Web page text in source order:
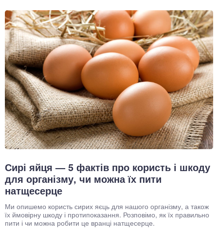
Сирі яйця — 5 фактів про користь і шкоду
для організму, чи можна їх пити
натщесерце
Ми опишемо користь сирих яєць для нашого організму, а також
їх ймовірну шкоду і протипоказання. Розповімо, як їх правильно
пити і чи можна робити це вранці натщесерце.